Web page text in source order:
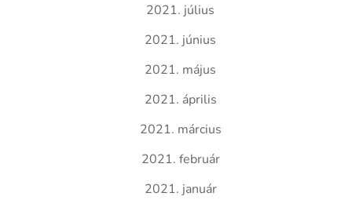
2021. július
2021. június
2021. május
2021. április
2021. március
2021. február
2021. január